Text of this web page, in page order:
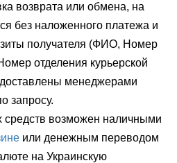
возврата или обмена, на
без наложенного платежа и
получателя (ФИО, Номер
отделения курьерской
менеджерами
запросу.
средств возможен наличными
или денежным переводом
на Украинскую